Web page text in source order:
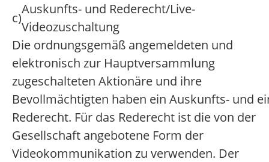
c)
Auskunfts- und Rederecht/Live-
Videozuschaltung
Die ordnungsgemäß angemeldeten und
elektronisch zur Hauptversammlung
zugeschalteten Aktionäre und ihre
Bevollmächtigten haben ein Auskunfts- und
Rederecht. Für das Rederecht ist die von der
Gesellschaft angebotene Form der
Videokommunikation zu verwenden. Der